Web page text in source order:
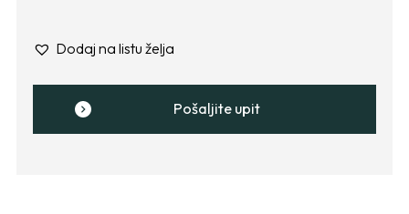
Dodaj na listu želja
Pošaljite upit